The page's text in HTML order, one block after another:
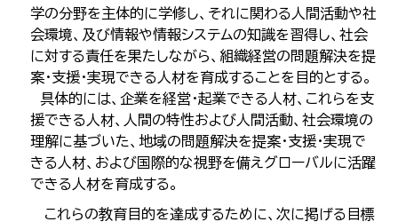
学の分野を主体的に学修し、それに関わる人間活動や社
会環境、及び情報や情報システムの知識を習得し、社会
に対する責任を果たしながら、組織経営の問題解決を提
案・支援・実現できる人材を育成することを目的とする。
具体的には、企業を経営・起業できる人材、これらを支
援できる人材、人間の特性および人間活動、社会環境の
理解に基づいた、地域の問題解決を提案・支援・実現で
きる人材、および国際的な視野を備えグローバルに活躍
できる人材を育成する。
これらの教育目的を達成するために、次に掲げる目標